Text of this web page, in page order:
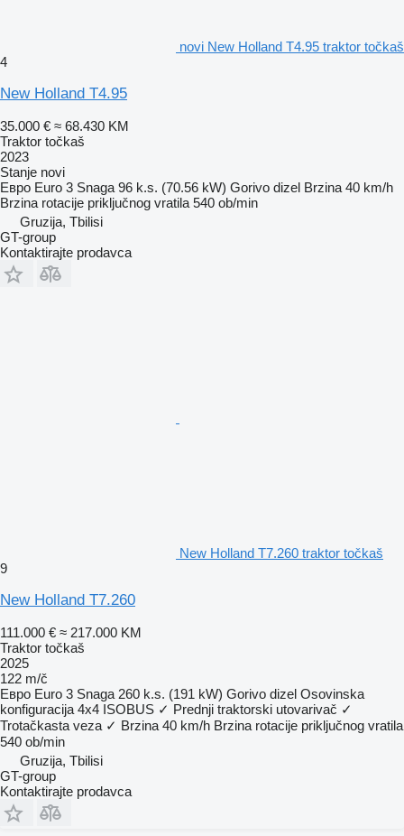
novi New Holland T4.95 traktor točkaš
4
New Holland T4.95
35.000 € ≈ 68.430 KM
Traktor točkaš
2023
Stanje novi
Евро Euro 3 Snaga 96 k.s. (70.56 kW) Gorivo dizel Brzina 40 km/h
Brzina rotacije priključnog vratila 540 ob/min
Gruzija, Tbilisi
GT-group
Kontaktirajte prodavca
New Holland T7.260 traktor točkaš
9
New Holland T7.260
111.000 € ≈ 217.000 KM
Traktor točkaš
2025
122 m/č
Евро Euro 3 Snaga 260 k.s. (191 kW) Gorivo dizel Osovinska
konfiguracija 4x4 ISOBUS ✓ Prednji traktorski utovarivač ✓
Trotačkasta veza ✓ Brzina 40 km/h Brzina rotacije priključnog vratila
540 ob/min
Gruzija, Tbilisi
GT-group
Kontaktirajte prodavca